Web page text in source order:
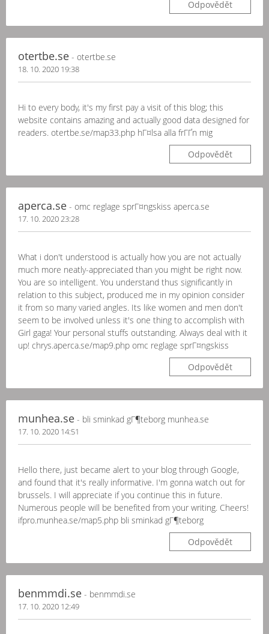
Odpovědět
otertbe.se - otertbe.se
18. 10. 2020 19:38
Hi to every body, it's my first pay a visit of this blog; this
website contains amazing and actually good data designed for
readers. otertbe.se/map33.php hГ¤lsa alla frГҐn mig
Odpovědět
aperca.se - omc reglage sprГ¤ngskiss aperca.se
17. 10. 2020 23:28
What i don't understood is actually how you are not actually
much more neatly-appreciated than you might be right now.
You are so intelligent. You understand thus significantly in
relation to this subject, produced me in my opinion consider
it from so many varied angles. Its like women and men don't
seem to be involved unless it's one thing to accomplish with
Girl gaga! Your personal stuffs outstanding. Always deal with it
up! chrys.aperca.se/map9.php omc reglage sprГ¤ngskiss
Odpovědět
munhea.se - bli sminkad gГ¶teborg munhea.se
17. 10. 2020 14:51
Hello there, just became alert to your blog through Google,
and found that it's really informative. I'm gonna watch out for
brussels. I will appreciate if you continue this in future.
Numerous people will be benefited from your writing. Cheers!
ifpro.munhea.se/map5.php bli sminkad gГ¶teborg
Odpovědět
benmmdi.se - benmmdi.se
17. 10. 2020 12:49